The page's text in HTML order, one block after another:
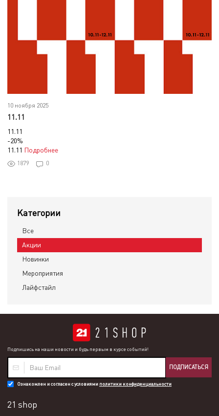
10 ноября 2025
11.11
11.11
-20%
11.11 Подробнее
1879 0
Категории
Все
Акции
Новинки
Мероприятия
Лайфстайл
Подпишись на наши новости и будь первым в курсе событий!
ПОДПИСАТЬСЯ
Ознакомлен и согласен с условиями политики конфиденциальности
21 shop